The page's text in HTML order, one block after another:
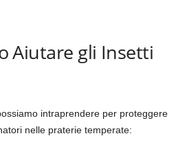
Aiutare gli Insetti
intraprendere per proteggere
nelle praterie temperate: